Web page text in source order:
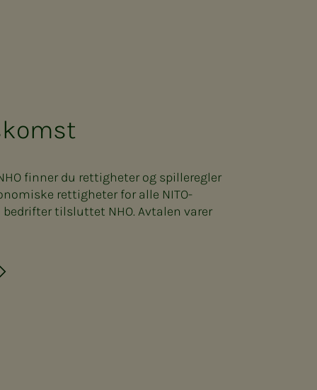
finner du rettigheter og spilleregler
rettigheter for alle NITO-
tilsluttet NHO. Avtalen varer